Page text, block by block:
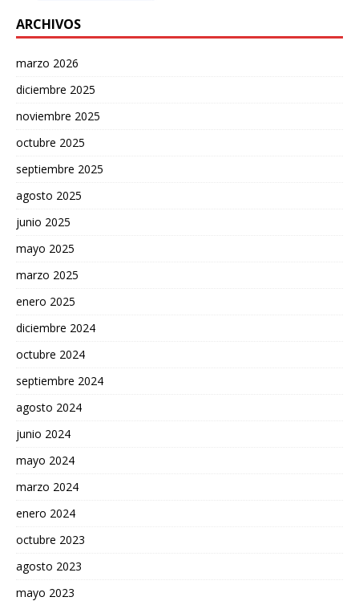
ARCHIVOS
marzo 2026
diciembre 2025
noviembre 2025
octubre 2025
septiembre 2025
agosto 2025
junio 2025
mayo 2025
marzo 2025
enero 2025
diciembre 2024
octubre 2024
septiembre 2024
agosto 2024
junio 2024
mayo 2024
marzo 2024
enero 2024
octubre 2023
agosto 2023
mayo 2023